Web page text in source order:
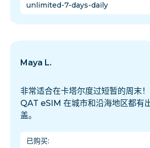
unlimited-7-days-daily
Maya L.
非常适合在卡塔尔度过短暂的周末！
QAT eSIM 在城市和沿海地区都有
盖。
已购买: